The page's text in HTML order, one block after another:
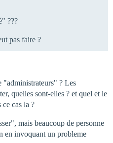
???
pas faire ?
"administrateurs" ? Les
quelles sont-elles ? et quel et le
ce cas la ?
mais beaucoup de personne
en invoquant un probleme